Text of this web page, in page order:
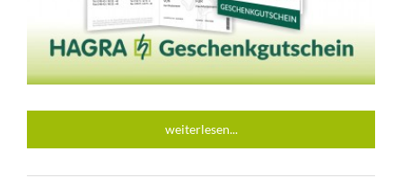
weiterlesen...